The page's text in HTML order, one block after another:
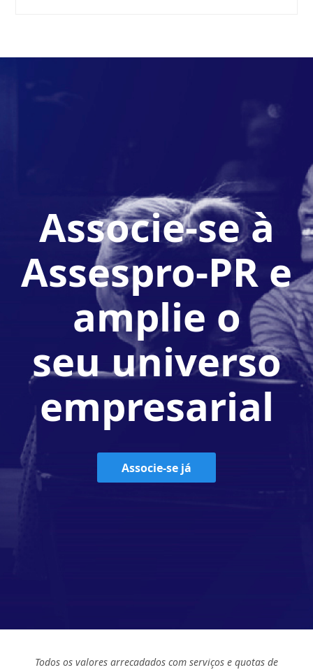
Associe-se à
Assespro-PR e
amplie o
seu universo
empresarial
Associe-se já
Todos os valores arrecadados com serviços e quotas de